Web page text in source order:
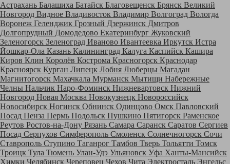
Астрахань Балашиха Батайск Благовещенск Брянск Великий
Новгород Видное Владивосток Владимир Волгоград Вологда
Воронеж Геленджик Грозный Дзержинск Дмитров
Долгопрудный Домодедово Екатеринбург Жуковский
Зеленогорск Зеленоград Иваново Ивантеевка Иркутск Истра
Йошкар-Ола Казань Калининград Калуга Каспийск Кашира
Киров Клин Королёв Кострома Красногорск Краснодар
Красноярск Курган Липецк Лобня Люберцы Магадан
Магнитогорск Махачкала Мурманск Мытищи Набережные
Челны Нальчик Наро-Фоминск Нижневартовск Нижний
Новгород Новая Москва Новокузнецк Новороссийск
Новосибирск Ногинск Обнинск Одинцово Омск Павловский
Посад Пенза Пермь Подольск Пушкино Пятигорск Раменское
Реутов Ростов-на-Дону Рязань Самара Саранск Саратов Сергиев
Посад Серпухов Симферополь Смоленск Солнечногорск Сочи
Ставрополь Ступино Таганрог Тамбов Тверь Тольятти Томск
Троицк Тула Тюмень Улан-Удэ Ульяновск Уфа Ханты-Мансийск
Химки Челябинск Череповец Чехов Чита Электросталь Энгельс